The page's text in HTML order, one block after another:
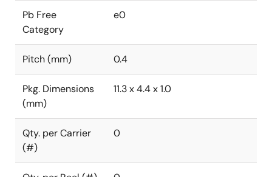
Pb Free
Category
e0
Pitch (mm) 0.4
Pkg. Dimensions
(mm)
11.3 x 4.4 x 1.0
Qty. per Carrier
(#)
0